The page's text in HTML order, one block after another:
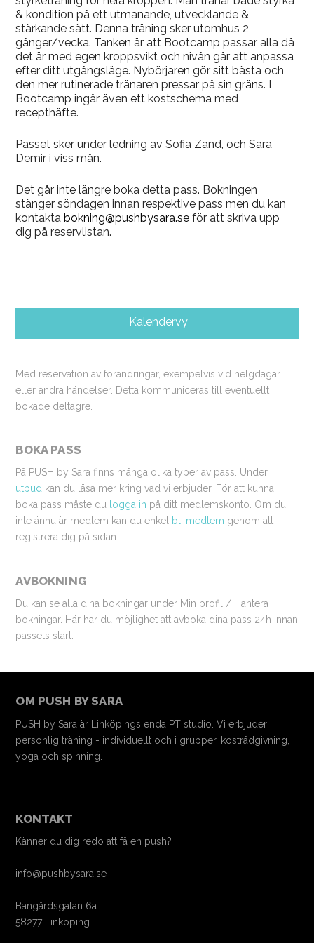
& kondition på ett utmanande, utvecklande &
stärkande sätt. Denna träning sker utomhus 2
gånger/vecka. Tanken är att Bootcamp passar alla då
det är med egen kroppsvikt och nivån går att anpassa
efter ditt utgångsläge. Nybörjaren gör sitt bästa och
den mer rutinerade tränaren pressar på sin gräns. I
Bootcamp ingår även ett kostschema med
recepthäfte.
Passet sker under ledning av Sofia Zand, och Sara
Demir i viss mån.
Det går inte längre boka detta pass. Bokningen
stänger söndagen innan respektive pass men du kan
kontaktabokning@pushbysara.se för att skriva upp
dig på reservlistan.
Kalendervy
Med reservation av förändringar, exempelvis vid helgdagar
eller andra händelser. Detta kommuniceras till eventuellt
bokade deltagre.
BOKA PASS
På PUSH by Sara finns många olika typer av pass. Under
utbud kan du läsa mer kring vad vi erbjuder. För att kunna
boka pass måste du logga in på ditt medlemskonto. Om du
inte ännu är medlem kan du enkel bli medlem genom att
registrera dig på sidan.
AVBOKNING
Du kan se alla dina bokningar under Min profil / Hantera
bokningar. Här har du möjlighet att avboka dina pass 24h innan
passets start.
OM PUSH BY SARA
PUSH by Sara är Linköpings enda PT studio. Vi erbjuder
personlig träning - individuellt och i grupper, kostrådgivning,
yoga och spinning.
KONTAKT
Känner du dig redo att få en push?
info@pushbysara.se
Bangårdsgatan 6a
58277 Linköping